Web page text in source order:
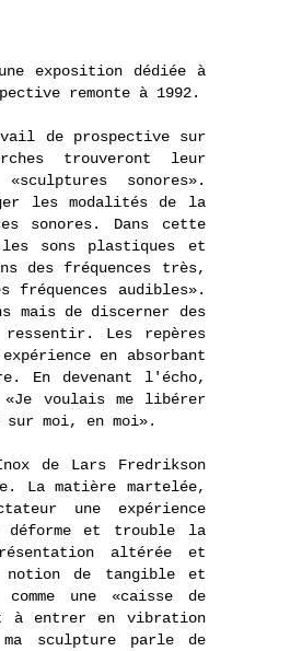
exposition dédiée à
remonte à 1992.
de prospective sur
trouveront leur
sonores».
les modalités de la
sonores. Dans cette
sons plastiques et
des fréquences très,
audibles».
de discerner des
Les repères
en absorbant
En devenant l'écho,
voulais me libérer
moi, en moi».
de Lars Fredrikson
La matière martelée,
une expérience
déforme et trouble la
altérée et
notion de tangible et
une «caisse de
à entrer en vibration
sculpture parle de